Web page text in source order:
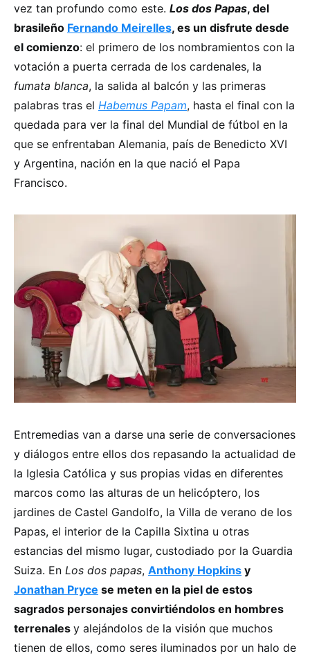
vez tan profundo como este. Los dos Papas, del
brasileño Fernando Meirelles, es un disfrute desde
el comienzo: el primero de los nombramientos con la
votación a puerta cerrada de los cardenales, la
fumata blanca, la salida al balcón y las primeras
palabras tras el Habemus Papam, hasta el final con la
quedada para ver la final del Mundial de fútbol en la
que se enfrentaban Alemania, país de Benedicto XVI
y Argentina, nación en la que nació el Papa
Francisco.
Entremedias van a darse una serie de conversaciones
y diálogos entre ellos dos repasando la actualidad de
la Iglesia Católica y sus propias vidas en diferentes
marcos como las alturas de un helicóptero, los
jardines de Castel Gandolfo, la Villa de verano de los
Papas, el interior de la Capilla Sixtina u otras
estancias del mismo lugar, custodiado por la Guardia
Suiza. En Los dos papas, Anthony Hopkins y
Jonathan Pryce se meten en la piel de estos
sagrados personajes convirtiéndolos en hombres
terrenales y alejándolos de la visión que muchos
tienen de ellos, como seres iluminados por un halo de